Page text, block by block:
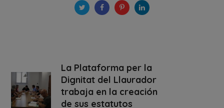
La Plataforma per la
Dignitat del Llaurador
trabaja en la creación
de sus estatutos